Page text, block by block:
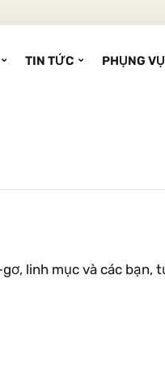
TIN TỨC PHỤNG VỤ
linh mục và các bạn,